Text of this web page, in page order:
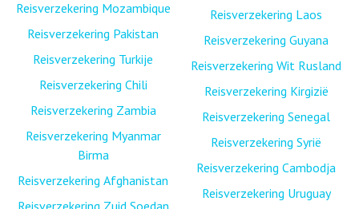
Reisverzekering Mozambique
Reisverzekering Pakistan
Reisverzekering Turkije
Reisverzekering Chili
Reisverzekering Zambia
Reisverzekering Myanmar
Birma
Reisverzekering Afghanistan
Reisverzekering Laos
Reisverzekering Guyana
Reisverzekering Wit Rusland
Reisverzekering Kirgizië
Reisverzekering Senegal
Reisverzekering Syrië
Reisverzekering Cambodja
Reisverzekering Uruguay